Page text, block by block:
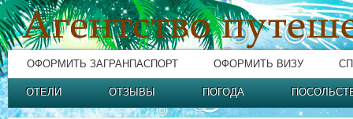
ОФОРМИТЬ ЗАГРАНПАСПОРТ ОФОРМИТЬ ВИЗУ
ОТЕЛИ ОТЗЫВЫ ПОГОДА